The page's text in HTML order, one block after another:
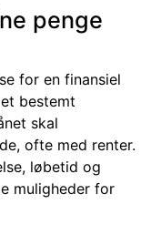
penge
for en finansiel
bestemt
skal
ofte med renter.
løbetid og
muligheder for